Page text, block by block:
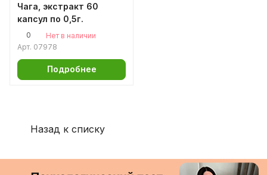
Чага, экстракт 60
капсул по 0,5г.
0
Нет в наличии
Арт. 07978
Подробнее
Назад к списку